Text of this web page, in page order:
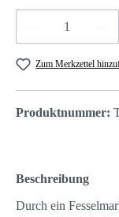
Produkt
Zum Merkzettel
Produktnummer:
Beschreibung
Durch ein